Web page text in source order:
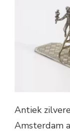
Antiek
Amsterdam